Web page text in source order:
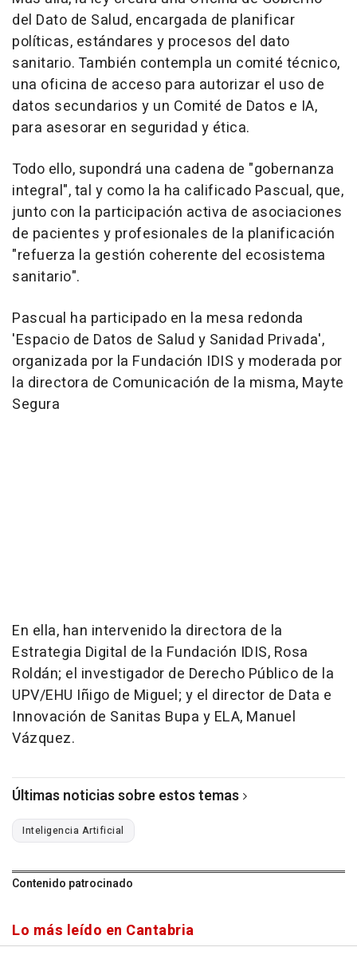
del Dato de Salud, encargada de planificar
políticas, estándares y procesos del dato
sanitario. También contempla un comité técnico,
una oficina de acceso para autorizar el uso de
datos secundarios y un Comité de Datos e IA,
para asesorar en seguridad y ética.
Todo ello, supondrá una cadena de "gobernanza
integral", tal y como la ha calificado Pascual, que,
junto con la participación activa de asociaciones
de pacientes y profesionales de la planificación
"refuerza la gestión coherente del ecosistema
sanitario".
Pascual ha participado en la mesa redonda
'Espacio de Datos de Salud y Sanidad Privada',
organizada por la Fundación IDIS y moderada por
la directora de Comunicación de la misma, Mayte
Segura
En ella, han intervenido la directora de la
Estrategia Digital de la Fundación IDIS, Rosa
Roldán; el investigador de Derecho Público de la
UPV/EHU Iñigo de Miguel; y el director de Data e
Innovación de Sanitas Bupa y ELA, Manuel
Vázquez.
Últimas noticias sobre estos temas
Inteligencia Artificial
Contenido patrocinado
Lo más leído en Cantabria